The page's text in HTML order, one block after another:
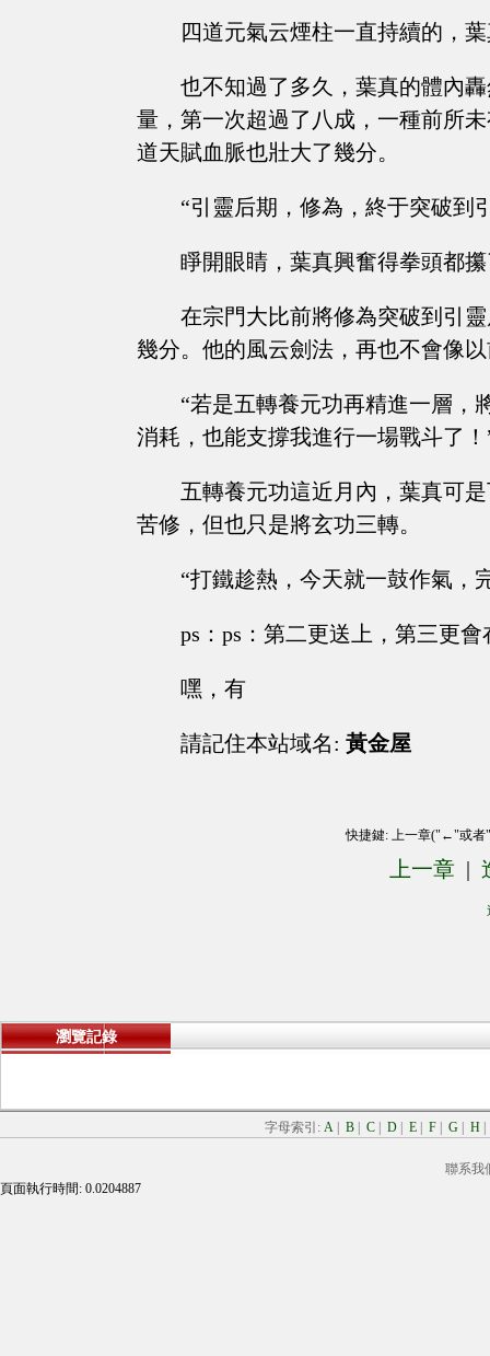
四道元氣云煙柱一直持續的，
也不知過了多久，葉真的體內
量，第一次超過了八成，一種前所
道天賦血脈也壯大了幾分。
“引靈后期，修為，終于突破到
睜開眼睛，葉真興奮得拳頭都
在宗門大比前將修為突破到引
幾分。他的風云劍法，再也不會像
“若是五轉養元功再精進一層，
消耗，也能支撐我進行一場戰斗了！
五轉養元功這近月內，葉真可
苦修，但也只是將玄功三轉。
“打鐵趁熱，今天就一鼓作氣，
ps：ps：第二更送上，第三更
嘿，有
請記住本站域名: 黃金屋
快捷鍵: 上一章("←"或
上一章 |
瀏覽記錄
字母索引: A B C D E F G H
聯系我
頁面執行時間: 0.0204887